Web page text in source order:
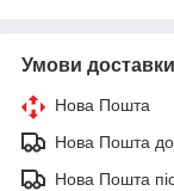
Умови доставки
Нова Пошта
Нова Пошта
Нова Пошта